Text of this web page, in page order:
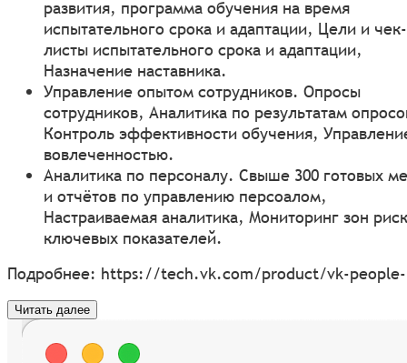
развития, программа обучения на время
испытательного срока и адаптации, Цели и чек-
листы испытательного срока и адаптации,
Назначение наставника.
Управление опытом сотрудников. Опросы
сотрудников, Аналитика по результатам
Контроль эффективности обучения,
вовлеченностью.
Аналитика по персоналу. Свыше 300 готовых
и отчётов по управлению персоалом,
Настраиваемая аналитика, Мониторинг зон
ключевых показателей.
Подробнее: https://tech.vk.com/product/vk-
Читать далее